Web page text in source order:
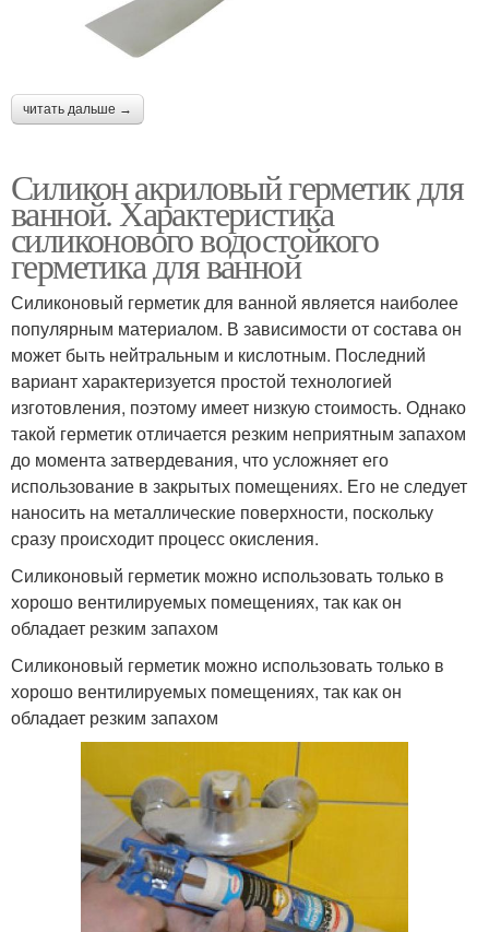
читать дальше →
Силикон акриловый герметик для
ванной. Характеристика
силиконового водостойкого
герметика для ванной
Силиконовый герметик для ванной является наиболее
популярным материалом. В зависимости от состава он
может быть нейтральным и кислотным. Последний
вариант характеризуется простой технологией
изготовления, поэтому имеет низкую стоимость. Однако
такой герметик отличается резким неприятным запахом
до момента затвердевания, что усложняет его
использование в закрытых помещениях. Его не следует
наносить на металлические поверхности, поскольку
сразу происходит процесс окисления.
Силиконовый герметик можно использовать только в
хорошо вентилируемых помещениях, так как он
обладает резким запахом
Силиконовый герметик можно использовать только в
хорошо вентилируемых помещениях, так как он
обладает резким запахом